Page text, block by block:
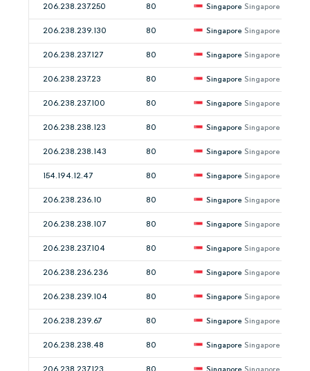
206.238.237.250 80 Singapore Singapore
206.238.239.130 80 Singapore Singapore
206.238.237.127 80 Singapore Singapore
206.238.237.23 80 Singapore Singapore
206.238.237.100 80 Singapore Singapore
206.238.238.123 80 Singapore Singapore
206.238.238.143 80 Singapore Singapore
154.194.12.47 80 Singapore Singapore
206.238.236.10 80 Singapore Singapore
206.238.238.107 80 Singapore Singapore
206.238.237.104 80 Singapore Singapore
206.238.236.236 80 Singapore Singapore
206.238.239.104 80 Singapore Singapore
206.238.239.67 80 Singapore Singapore
206.238.238.48 80 Singapore Singapore
206.238.237.123 80 Singapore Singapore